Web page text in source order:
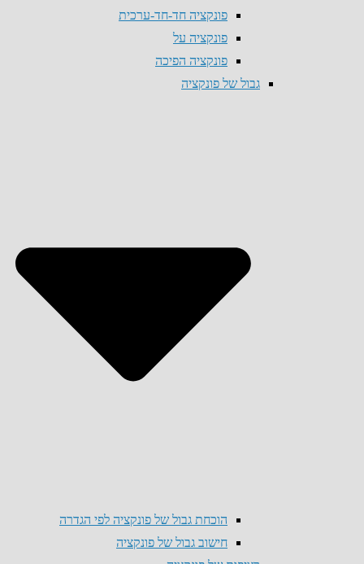
פונקציה חד-חד-ערכית
פונקציה על
פונקציה הפיכה
גבול של פונקציה
הוכחת גבול של פונקציה לפי הגדרה
חישוב גבול של פונקציה